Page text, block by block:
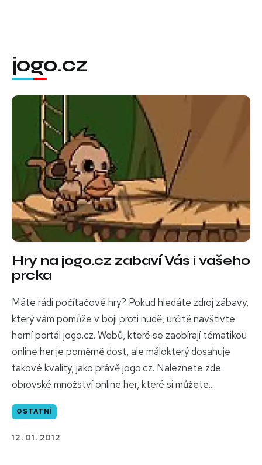
jogo.cz
Hry na jogo.cz zabaví Vás i vašeho
prcka
Máte rádi počítačové hry? Pokud hledáte zdroj zábavy,
který vám pomůže v boji proti nudě, určitě navštivte
herní portál jogo.cz. Webů, které se zaobírají tématikou
online her je poměrně dost, ale málokterý dosahuje
takové kvality, jako právě jogo.cz. Naleznete zde
obrovské množství online her, které si můžete...
OSTATNÍ
12. 01. 2012